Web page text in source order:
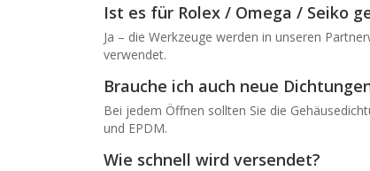
Ist es für Rolex / Omega / Seiko
Ja – die Werkzeuge werden in unseren
verwendet.
Brauche ich auch neue
Bei jedem Öffnen sollten Sie die
und EPDM.
Wie schnell wird versendet?